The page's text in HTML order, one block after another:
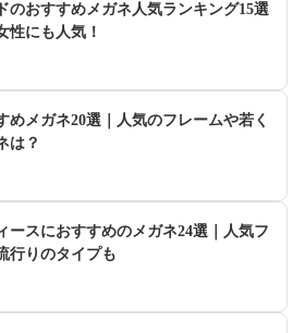
のおすすめメガネ人気ランキング15選
性にも人気！
めメガネ20選｜人気のフレームや若く
は？
ースにおすすめのメガネ24選｜人気フ
行りのタイプも